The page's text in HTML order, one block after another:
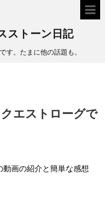
ストーン日記
す。たまに他の話題も。
クエストローグで
動画の紹介と簡単な感想